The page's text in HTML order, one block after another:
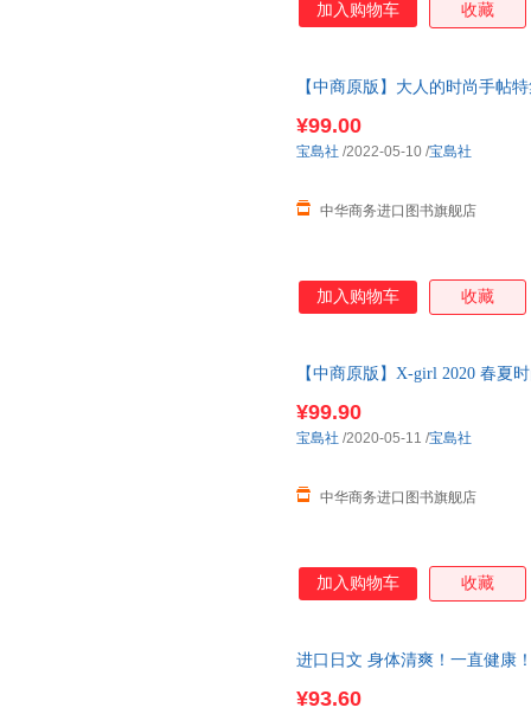
加入购物车 收藏
【中商原版】大人的时尚手帖
¥99.00
中华商务进口图书旗舰店
宝島社 /2022-05-10 /宝島社
加入购物车 收藏
【中商原版】X-girl 2020 春夏
¥99.90
中华商务进口图书旗舰店
宝島社 /2020-05-11 /宝島社
加入购物车 收藏
进口日文 身体清爽！一直健康
¥93.60